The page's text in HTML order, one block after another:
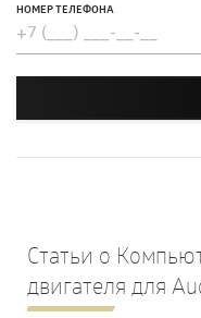
НОМЕР ТЕЛЕФОНА
Статьи о
двигателя для